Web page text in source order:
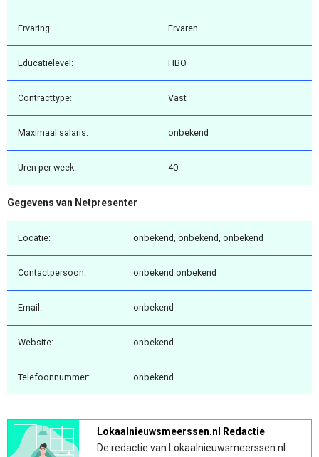
Ervaring: Ervaren
Educatielevel: HBO
Contracttype: Vast
Maximaal salaris: onbekend
Uren per week: 40
Gegevens van Netpresenter
Locatie: onbekend, onbekend, onbekend
Contactpersoon: onbekend onbekend
Email: onbekend
Website: onbekend
Telefoonnummer: onbekend
Lokaalnieuwsmeerssen.nl Redactie
De redactie van Lokaalnieuwsmeerssen.nl